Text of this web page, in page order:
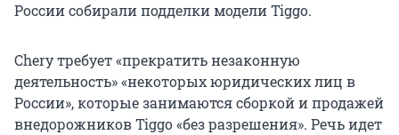
России собирали подделки модели Tiggo.
Chery требует «прекратить незаконную
деятельность» «некоторых юридических лиц в
России», которые занимаются сборкой и продажей
внедорожников Tiggo «без разрешения». Речь идет